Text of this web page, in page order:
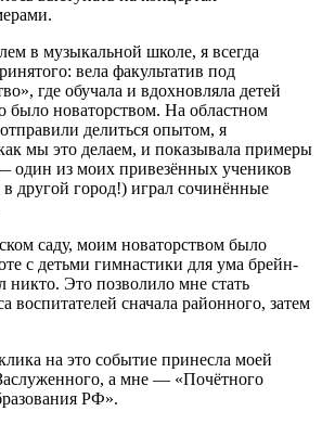
в музыкальной школе, я всегда
вела факультатив под
где обучала и вдохновляла детей
было новаторством. На областном
делиться опытом, я
мы это делаем, и показывала примеры
один из моих привезённых учеников
в другой город!) играл сочинённые
саду, моим новаторством было
с детьми гимнастики для ума брейн-
никто. Это позволило мне стать
воспитателей сначала районного, затем
на это событие принесла моей
а мне — «Почётного
РФ».